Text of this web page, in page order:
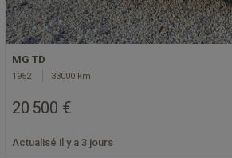
MG TD
1952 33000 km
20 500 €
Actualisé il y a 3 jours